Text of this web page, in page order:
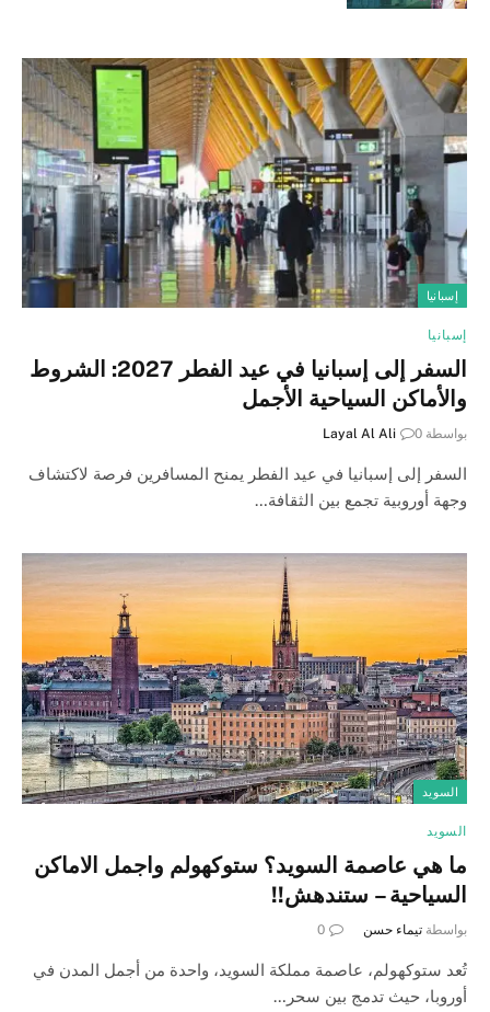
إسبانيا
إسبانيا
السفر إلى إسبانيا في عيد الفطر 2027: الشروط
والأماكن السياحية الأجمل
بواسطة Layal Al Ali 0
السفر إلى إسبانيا في عيد الفطر يمنح المسافرين فرصة لاكتشاف
وجهة أوروبية تجمع بين الثقافة…
السويد
السويد
ما هي عاصمة السويد؟ ستوكهولم واجمل الاماكن
السياحية – ستندهش!!
بواسطة تيماء حسن 0
تُعد ستوكهولم، عاصمة مملكة السويد، واحدة من أجمل المدن في
أوروبا، حيث تدمج بين سحر…